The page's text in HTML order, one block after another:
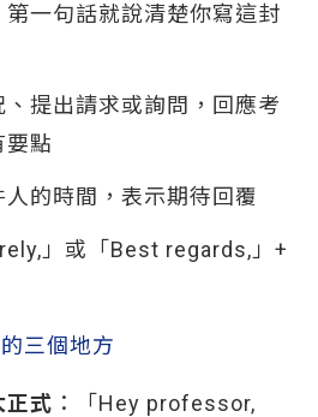
第一句話就說清楚你寫這封
、提出請求或詢問，回應考
要點
人的時間，表示期待回覆
」或「Best regards,」+
三個地方
正式 ：「Hey professor,